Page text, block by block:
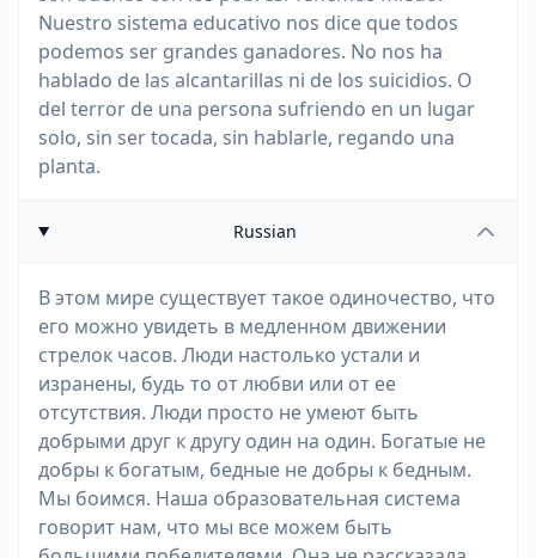
Nuestro sistema educativo nos dice que todos
podemos ser grandes ganadores. No nos ha
hablado de las alcantarillas ni de los suicidios. O
del terror de una persona sufriendo en un lugar
solo, sin ser tocada, sin hablarle, regando una
planta.
Russian
В этом мире существует такое одиночество, что
его можно увидеть в медленном движении
стрелок часов. Люди настолько устали и
изранены, будь то от любви или от ее
отсутствия. Люди просто не умеют быть
добрыми друг к другу один на один. Богатые не
добры к богатым, бедные не добры к бедным.
Мы боимся. Наша образовательная система
говорит нам, что мы все можем быть